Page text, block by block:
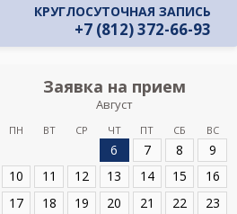
КРУГЛОСУТОЧНАЯ ЗАПИСЬ
+7 (812) 372-66-93
Заявка на прием
Август
ПН ВТ СР ЧТ ПТ СБ ВС
6 7 8
9
10
11 12 13 14 15
16
17
18 19 20 21 22
23